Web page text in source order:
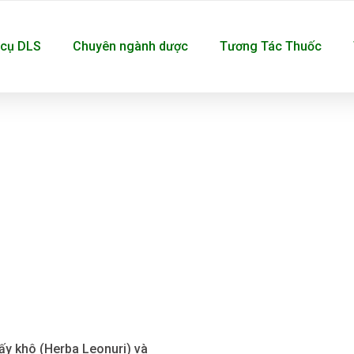
DLS Chuyên ngành dược Tương Tác Thuốc